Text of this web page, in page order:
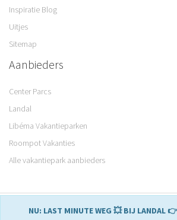
Inspiratie Blog
Uitjes
Sitemap
Aanbieders
Center Parcs
Landal
Libéma Vakantieparken
Roompot Vakanties
Alle vakantiepark aanbieders
© 2008 – 2026 Parkvakanties. Gemaakt
NU: LAST MINUTE WEG 💥 BIJ LANDAL